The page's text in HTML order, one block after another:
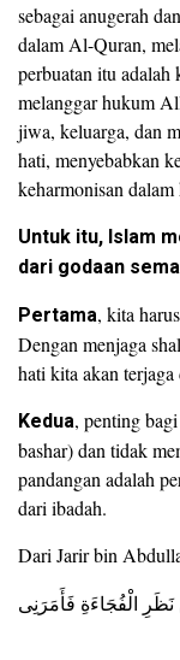
sebagai anugerah
dalam Al-Quran,
perbuatan itu adalah
melanggar hukum
jiwa, keluarga, dan
hati, menyebabkan
keharmonisan dalam
Untuk itu, Islam
dari godaan
Pertama, kita
Dengan menjaga
hati kita akan
Kedua, penting
bashar) dan tidak
pandangan adalah
dari ibadah.
Dari Jarir bin
الْفُجَاءَةِ فَأَمَرَنِى